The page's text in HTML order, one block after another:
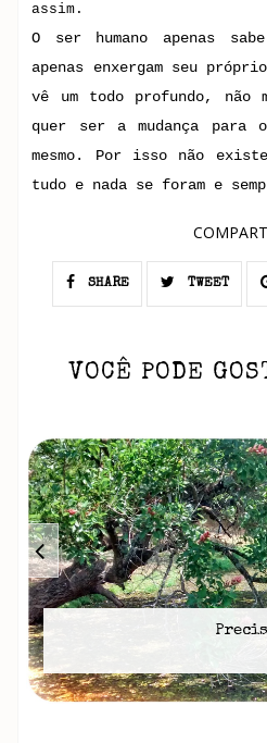
assim.
O ser humano apenas
apenas enxergam seu
vê um todo profundo, não
quer ser a mudança para
mesmo. Por isso não
tudo e nada se foram e
SHARE TWEET
VOCÊ PODE